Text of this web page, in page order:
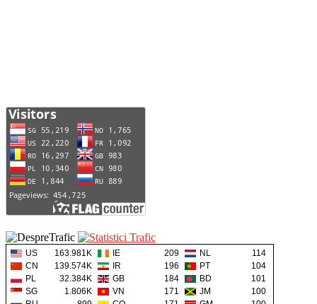
US 163.981K IE 209 NL
114
CN
139.574K IR 196 PT
104
PL
32.384K GB 184 BD
101
SG
1.806K VN 171 JM
100